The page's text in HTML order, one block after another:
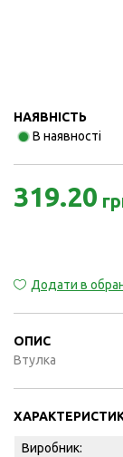
НАЯВНІСТЬ
В наявності
319.20
Додати в
ОПИС
Втулка
Виробник: